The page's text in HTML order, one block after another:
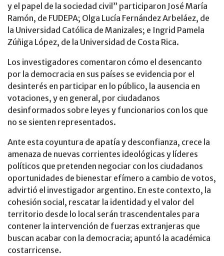
y el papel de la sociedad civil” participaron José María
Ramón, de FUDEPA; Olga Lucía Fernández Arbeláez, de
la Universidad Católica de Manizales; e Ingrid Pamela
Zúñiga López, de la Universidad de Costa Rica.
Los investigadores comentaron cómo el desencanto
por la democracia en sus países se evidencia por el
desinterés en participar en lo público, la ausencia en
votaciones, y en general, por ciudadanos
desinformados sobre leyes y funcionarios con los que
no se sienten representados.
Ante esta coyuntura de apatía y desconfianza, crece la
amenaza de nuevas corrientes ideológicas y líderes
políticos que pretenden negociar con los ciudadanos
oportunidades de bienestar efímero a cambio de votos,
advirtió el investigador argentino. En este contexto, la
cohesión social, rescatar la identidad y el valor del
territorio desde lo local serán trascendentales para
contener la intervención de fuerzas extranjeras que
buscan acabar con la democracia; apuntó la académica
costarricense.